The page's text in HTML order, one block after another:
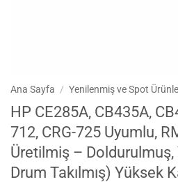
Ana Sayfa / Yenilenmiş ve Spot
HP CE285A, CB435A,
712, CRG-725 Uyumlu,
Üretilmiş – Doldurulmuş,
Drum Takılmış) Yüksek